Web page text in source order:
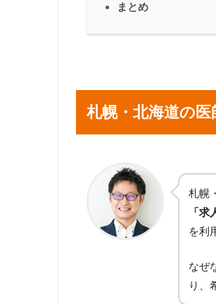
まとめ
札幌・北海道の
札幌
「
を利
なぜ
り、